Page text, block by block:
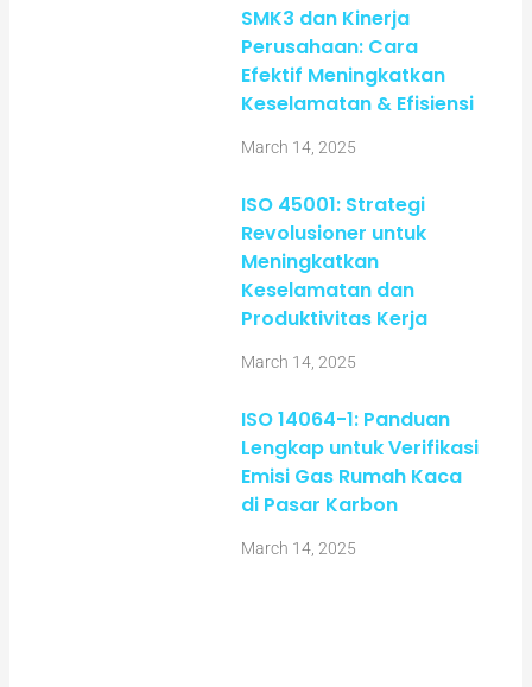
SMK3 dan Kinerja
Perusahaan: Cara
Efektif Meningkatkan
Keselamatan & Efisiensi
March 14, 2025
ISO 45001: Strategi
Revolusioner untuk
Meningkatkan
Keselamatan dan
Produktivitas Kerja
March 14, 2025
ISO 14064-1: Panduan
Lengkap untuk Verifikasi
Emisi Gas Rumah Kaca
di Pasar Karbon
March 14, 2025